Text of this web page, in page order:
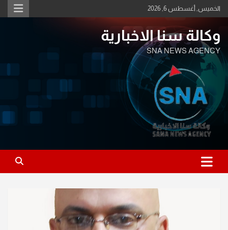
Skip
to
الخميس, أغسطس 6, 2026
وكالة سنا الاخبارية
SNA NEWS AGENCY